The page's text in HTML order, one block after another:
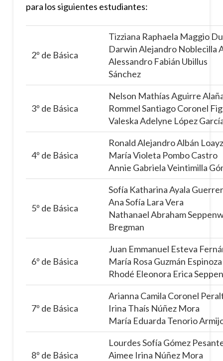
para los siguientes estudiantes:
2º de Básica
Tizziana Raphaela Maggio
Darwin Alejandro Noblecilla
Alessandro Fabián Ubillus
Sánchez
3º de Básica
Nelson Mathías Aguirre
Rommel Santiago Coronel
Valeska Adelyne López
4º de Básica
Ronald Alejandro Albán
María Violeta Pombo Castro
Annie Gabriela Veintimilla
5º de Básica
Sofía Katharina Ayala
Ana Sofía Lara Vera
Nathanael Abraham
Bregman
6º de Básica
Juan Emmanuel Esteva
María Rosa Guzmán Espinoza
Rhodé Eleonora Erica
7º de Básica
Arianna Camila Coronel
Irina Thaís Núñez Mora
María Eduarda Tenorio
8º de Básica
Lourdes Sofía Gómez
Aimee Irina Núñez Mora